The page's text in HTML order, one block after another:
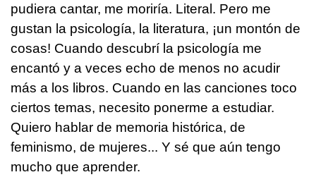
pudiera cantar, me moriría. Literal. Pero me
gustan la psicología, la literatura, ¡un montón de
cosas! Cuando descubrí la psicología me
encantó y a veces echo de menos no acudir
más a los libros. Cuando en las canciones toco
ciertos temas, necesito ponerme a estudiar.
Quiero hablar de memoria histórica, de
feminismo, de mujeres... Y sé que aún tengo
mucho que aprender.